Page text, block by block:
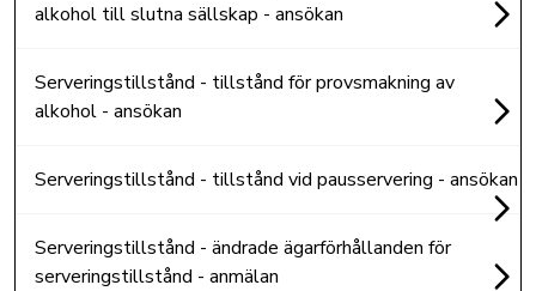
alkohol till slutna sällskap - ansökan
Serveringstillstånd - tillstånd för provsmakning av
alkohol - ansökan
Serveringstillstånd - tillstånd vid pausservering - ansökan
Serveringstillstånd - ändrade ägarförhållanden för
serveringstillstånd - anmälan